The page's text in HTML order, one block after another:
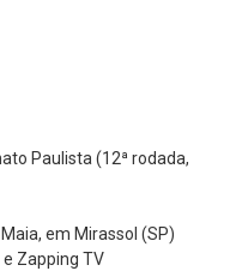
Paulista (12ª rodada,
em Mirassol (SP)
e Zapping TV